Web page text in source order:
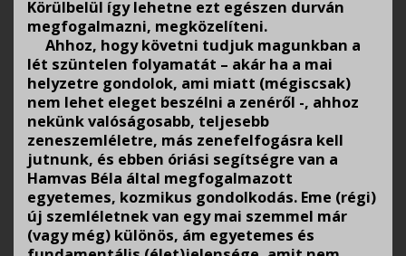
Körülbelül így lehetne ezt egészen durván
megfogalmazni, megközelíteni.
Ahhoz, hogy követni tudjuk magunkban a
lét szüntelen folyamatát – akár ha a mai
helyzetre gondolok, ami miatt (mégiscsak)
nem lehet eleget beszélni a zenéről -, ahhoz
nekünk valóságosabb, teljesebb
zeneszemléletre, más zenefelfogásra kell
jutnunk, és ebben óriási segítségre van a
Hamvas Béla által megfogalmazott
egyetemes, kozmikus gondolkodás. Eme (régi)
új szemléletnek van egy mai szemmel már
(vagy még) különös, ám egyetemes és